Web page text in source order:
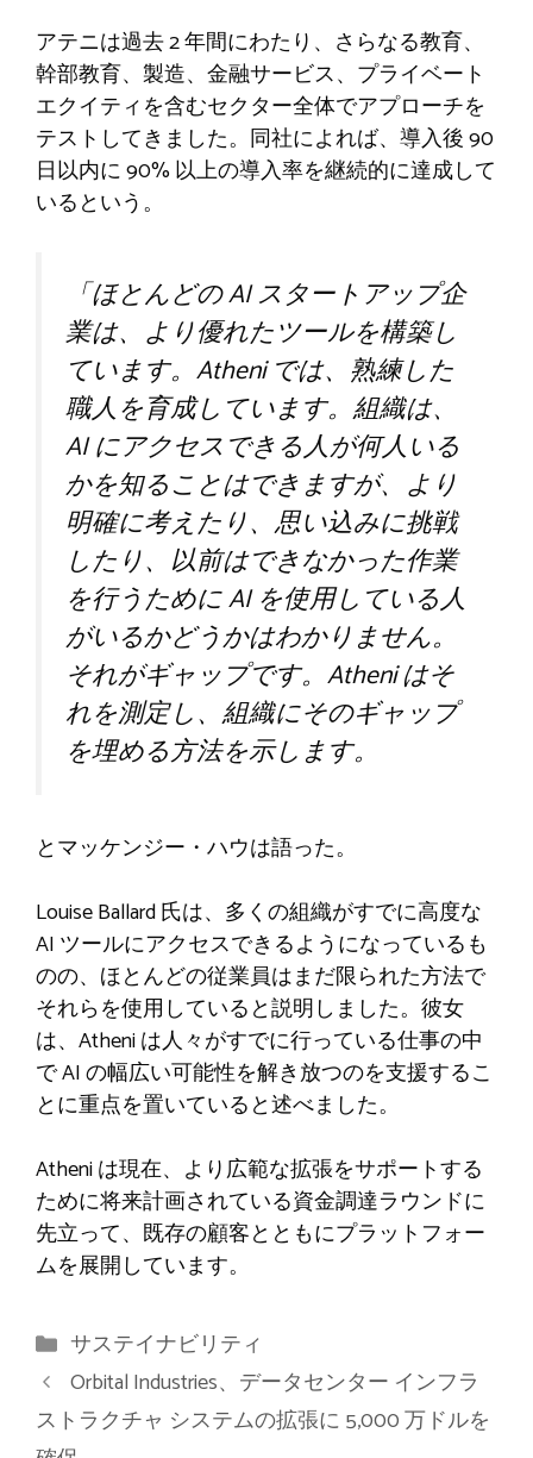
アテニは過去 2 年間にわたり、さらなる教育、
幹部教育、製造、金融サービス、プライベート
エクイティを含むセクター全体でアプローチを
テストしてきました。同社によれば、導入後 90
日以内に 90% 以上の導入率を継続的に達成して
いるという。
「ほとんどの AI スタートアップ企
業は、より優れたツールを構築し
ています。Atheni では、熟練した
職人を育成しています。組織は、
AI にアクセスできる人が何人いる
かを知ることはできますが、より
明確に考えたり、思い込みに挑戦
したり、以前はできなかった作業
を行うために AI を使用している人
がいるかどうかはわかりません。
それがギャップです。Atheni はそ
れを測定し、組織にそのギャップ
を埋める方法を示します。
とマッケンジー・ハウは語った。
Louise Ballard 氏は、多くの組織がすでに高度な
AI ツールにアクセスできるようになっているも
のの、ほとんどの従業員はまだ限られた方法で
それらを使用していると説明しました。彼女
は、Atheni は人々がすでに行っている仕事の中
で AI の幅広い可能性を解き放つのを支援するこ
とに重点を置いていると述べました。
Atheni は現在、より広範な拡張をサポートする
ために将来計画されている資金調達ラウンドに
先立って、既存の顧客とともにプラットフォー
ムを展開しています。
カ
テ
ゴ
リ
サステイナビリティ
Orbital Industries、データセンター インフラ
ストラクチャ システムの拡張に 5,000 万ドルを